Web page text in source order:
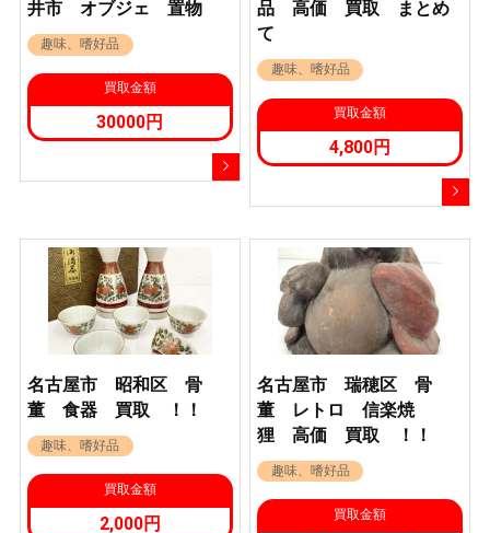
井市 オブジェ 置物
趣味、嗜好品
買取金額
30000円
品 高価 買取 まとめ
て
趣味、嗜好品
買取金額
4,800円
名古屋市 昭和区 骨
董 食器 買取 ！！
趣味、嗜好品
買取金額
2,000円
名古屋市 瑞穂区 骨
董 レトロ 信楽焼
狸 高価 買取 ！！
趣味、嗜好品
買取金額